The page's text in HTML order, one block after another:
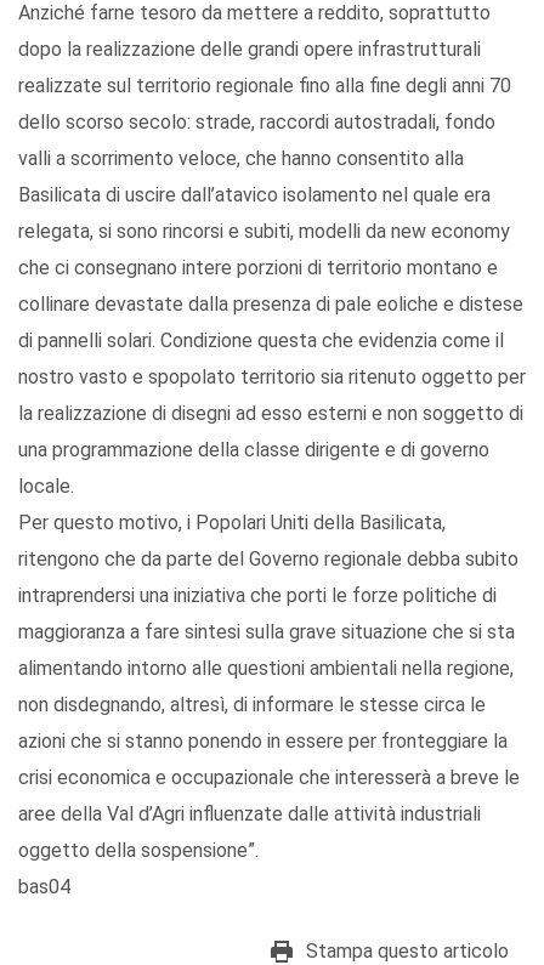
Anziché farne tesoro da mettere a reddito, soprattutto
dopo la realizzazione delle grandi opere infrastrutturali
realizzate sul territorio regionale fino alla fine degli anni 70
dello scorso secolo: strade, raccordi autostradali, fondo
valli a scorrimento veloce, che hanno consentito alla
Basilicata di uscire dall’atavico isolamento nel quale era
relegata, si sono rincorsi e subiti, modelli da new economy
che ci consegnano intere porzioni di territorio montano e
collinare devastate dalla presenza di pale eoliche e distese
di pannelli solari. Condizione questa che evidenzia come il
nostro vasto e spopolato territorio sia ritenuto oggetto per
la realizzazione di disegni ad esso esterni e non soggetto di
una programmazione della classe dirigente e di governo
locale.
Per questo motivo, i Popolari Uniti della Basilicata,
ritengono che da parte del Governo regionale debba subito
intraprendersi una iniziativa che porti le forze politiche di
maggioranza a fare sintesi sulla grave situazione che si sta
alimentando intorno alle questioni ambientali nella regione,
non disdegnando, altresì, di informare le stesse circa le
azioni che si stanno ponendo in essere per fronteggiare la
crisi economica e occupazionale che interesserà a breve le
aree della Val d’Agri influenzate dalle attività industriali
oggetto della sospensione”.
bas04
Stampa questo articolo